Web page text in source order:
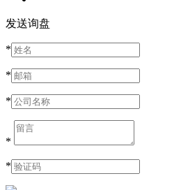
发送询盘
*
*
*
*
*